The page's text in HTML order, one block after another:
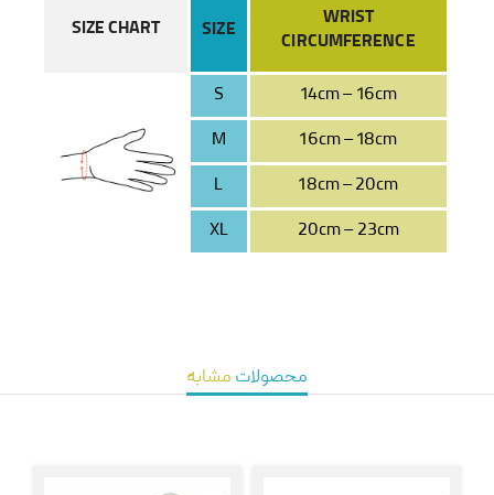
SIZE CHART SIZE
WRIST
CIRCUMFERENCE
S
14cm – 16cm
M
16cm – 18cm
L
18cm – 20cm
XL
20cm – 23cm
محصولات مشابه